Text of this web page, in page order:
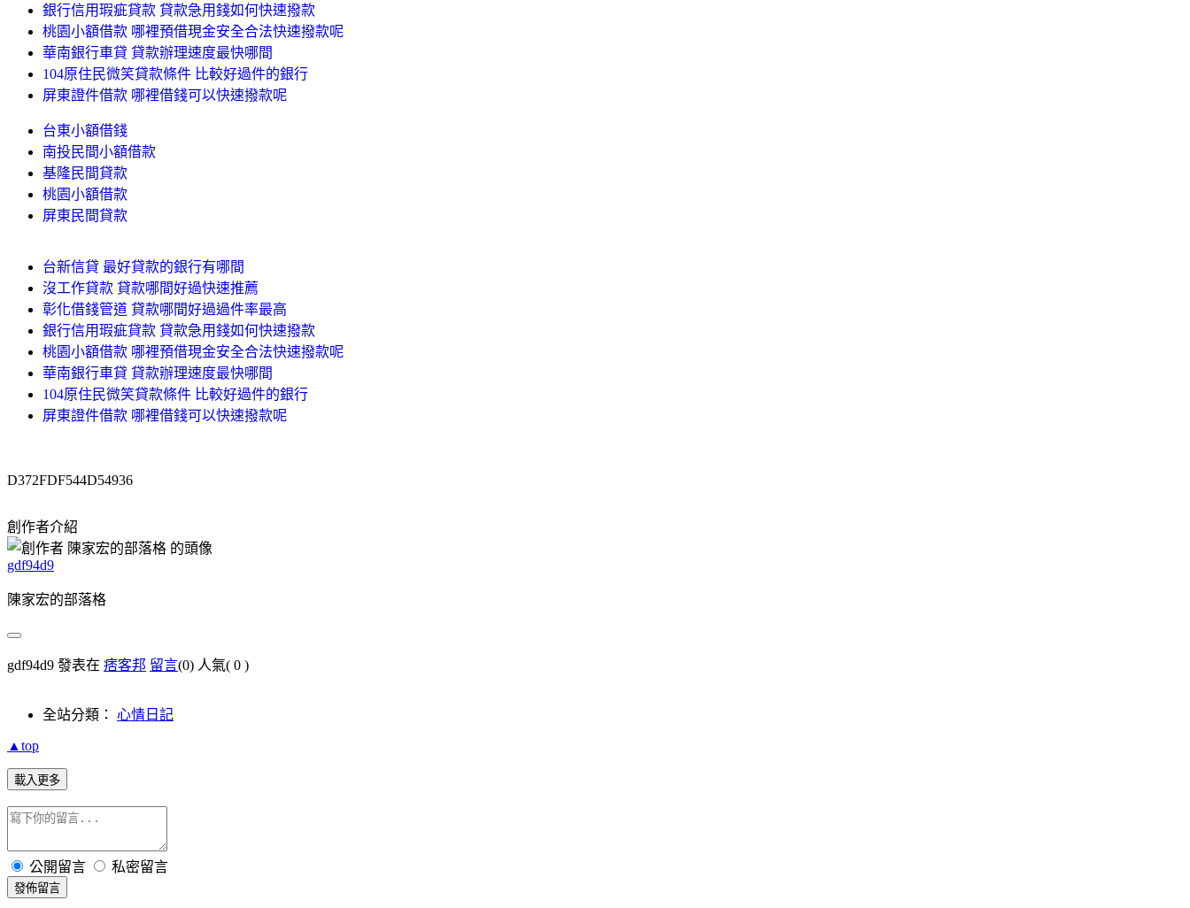
銀行信用瑕疵貸款 貸款急用錢如何快速撥款
桃園小額借款 哪裡預借現金安全合法快速撥款呢
華南銀行車貸 貸款辦理速度最快哪間
104原住民微笑貸款條件 比較好過件的銀行
屏東證件借款 哪裡借錢可以快速撥款呢
台東小額借錢
南投民間小額借款
基隆民間貸款
桃園小額借款
屏東民間貸款
台新信貸 最好貸款的銀行有哪間
沒工作貸款 貸款哪間好過快速推薦
彰化借錢管道 貸款哪間好過過件率最高
銀行信用瑕疵貸款 貸款急用錢如何快速撥款
桃園小額借款 哪裡預借現金安全合法快速撥款呢
華南銀行車貸 貸款辦理速度最快哪間
104原住民微笑貸款條件 比較好過件的銀行
屏東證件借款 哪裡借錢可以快速撥款呢
D372FDF544D54936
創作者介紹
gdf94d9
陳家宏的部落格
gdf94d9 發表在 痞客邦 留言(0) 人氣( 0 )
全站分類： 心情日記
▲top
載入更多
公開留言 私密留言
發佈留言